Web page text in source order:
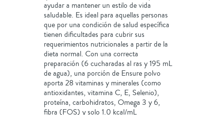
ayudar a mantener un estilo de vida
saludable. Es ideal para aquellas personas
que por una condición de salud específica
tienen dificultades para cubrir sus
requerimientos nutricionales a partir de la
dieta normal. Con una correcta
preparación (6 cucharadas al ras y 195 mL
de agua), una porción de Ensure polvo
aporta 28 vitaminas y minerales (como
antioxidantes, vitamina C, E, Selenio),
proteína, carbohidratos, Omega 3 y 6,
fibra (FOS) y solo 1.0 kcal/mL